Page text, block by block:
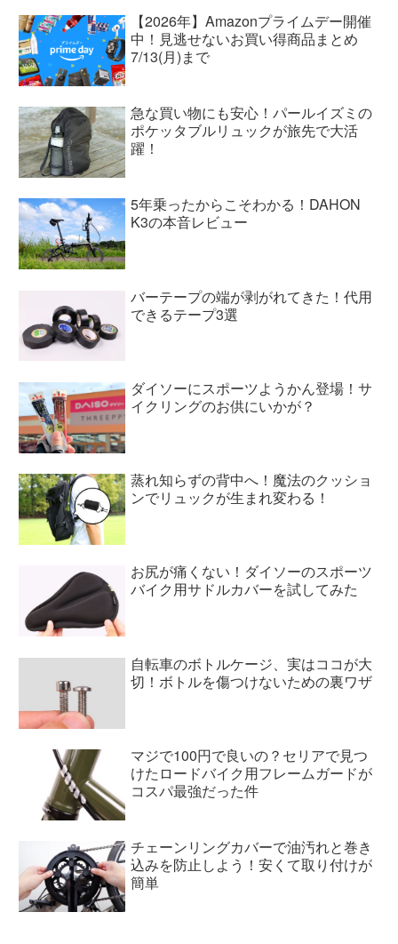
【2026年】Amazonプライムデー開催
中！見逃せないお買い得商品まとめ
7/13(月)まで
急な買い物にも安心！パールイズミの
ポケッタブルリュックが旅先で大活
躍！
5年乗ったからこそわかる！DAHON
K3の本音レビュー
バーテープの端が剥がれてきた！代用
できるテープ3選
ダイソーにスポーツようかん登場！サ
イクリングのお供にいかが？
蒸れ知らずの背中へ！魔法のクッショ
ンでリュックが生まれ変わる！
お尻が痛くない！ダイソーのスポーツ
バイク用サドルカバーを試してみた
自転車のボトルケージ、実はココが大
切！ボトルを傷つけないための裏ワザ
マジで100円で良いの？セリアで見つ
けたロードバイク用フレームガードが
コスパ最強だった件
チェーンリングカバーで油汚れと巻き
込みを防止しよう！安くて取り付けが
簡単